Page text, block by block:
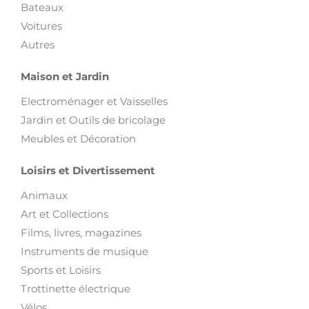
Bateaux
Voitures
Autres
Maison et Jardin
Electroménager et Vaisselles
Jardin et Outils de bricolage
Meubles et Décoration
Loisirs et Divertissement
Animaux
Art et Collections
Films, livres, magazines
Instruments de musique
Sports et Loisirs
Trottinette électrique